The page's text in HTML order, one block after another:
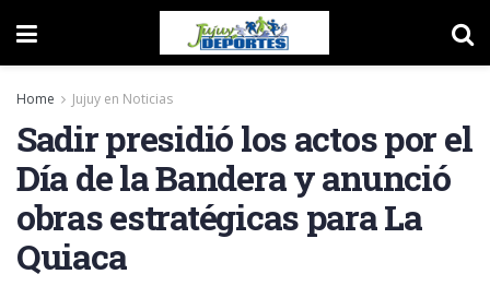
Home Jujuy en Noticias
Sadir presidió los actos por el
Día de la Bandera y anunció
obras estratégicas para La
Quiaca